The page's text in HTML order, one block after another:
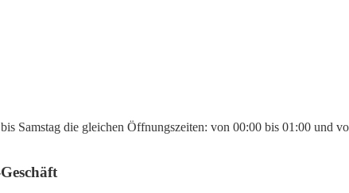
Samstag die gleichen Öffnungszeiten: von 00:00 bis 01:00 und